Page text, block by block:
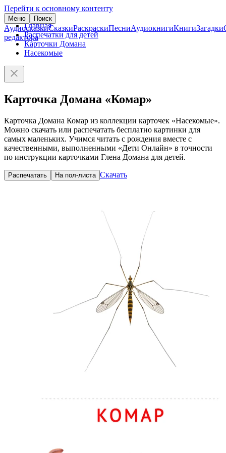
Перейти к основному контенту
Меню Поиск
АудиосказкиСказкиРаскраскиПесниАудиокнигиКнигиЗагадки
редактора
Главная
Распечатки для детей
Карточки Домана
Насекомые
Карточка Домана «Комар»
Карточка Домана Комар из коллекции карточек «Насекомые».
Можно скачать или распечатать бесплатно картинки для
самых маленьких. Учимся читать с рождения вместе с
качественными, выполненными «Дети Онлайн» в точности
по инструкции карточками Глена Домана для детей.
Распечатать На пол-листа Скачать